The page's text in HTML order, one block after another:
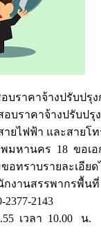
บราคาจ้างปรับปรุ
บราคาจ้างปรับปรุ
ยไฟฟ้า และสายโ
มหานคร 18 ขอเอ
อทราบรายละเอีย
กงานสรรพากรพื้น
2377-2143
เวลา 10.00 น.